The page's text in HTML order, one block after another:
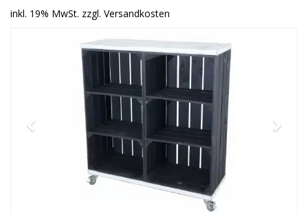
inkl. 19% MwSt. zzgl. Versandkosten